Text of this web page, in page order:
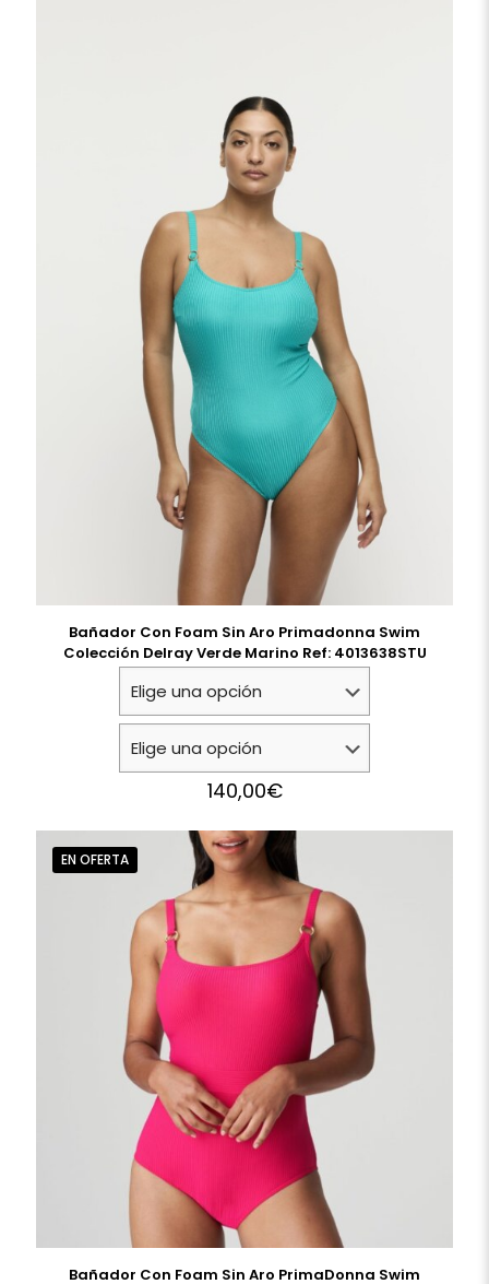
Bañador Con Foam Sin Aro Primadonna Swim
Colección Delray Verde Marino Ref: 4013638STU
140,00€
EN OFERTA
Bañador Con Foam Sin Aro PrimaDonna Swim